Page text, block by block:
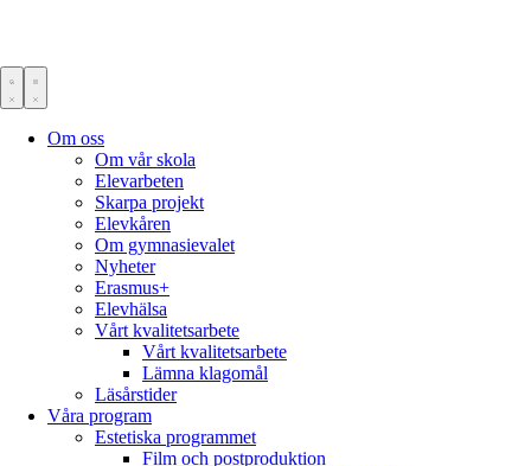
Om oss
Om vår skola
Elevarbeten
Skarpa projekt
Elevkåren
Om gymnasievalet
Nyheter
Erasmus+
Elevhälsa
Vårt kvalitetsarbete
Vårt kvalitetsarbete
Lämna klagomål
Läsårstider
Våra program
Estetiska programmet
Film och postproduktion